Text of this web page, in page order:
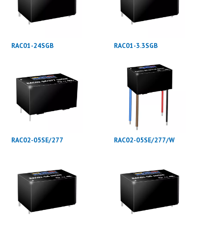
RAC01-24SGB RAC01-3.3SGB
RAC02-05SE/277 RAC02-05SE/277/W